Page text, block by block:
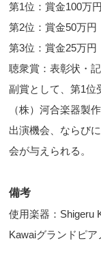
第1位：賞金100万
第2位：賞金50万円
第3位：賞金25万円
聴衆賞：表彰状・記
副賞として、第1位
（株）河合楽器製
出演機会、ならび
会が与えられる。
備考
使用楽器：Shigeru
Kawaiグランドピア